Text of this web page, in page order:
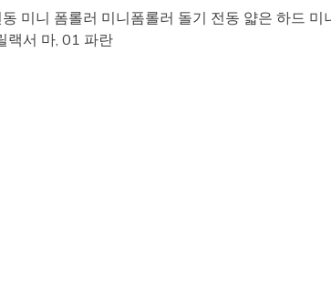
미니 폼롤러 미니폼롤러 돌기 전동 얇은 하드
랙서 마, 01 파란